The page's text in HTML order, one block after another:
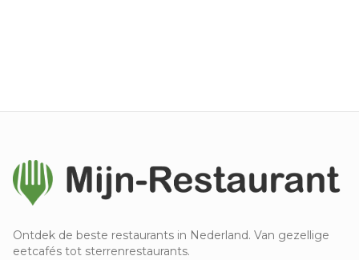
Ontdek de beste restaurants in Nederland. Van gezellige
eetcafés tot sterrenrestaurants.